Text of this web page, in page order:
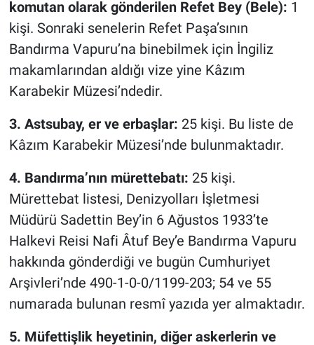
komutan olarak gönderilen Refet Bey (Bele): 1
kişi. Sonraki senelerin Refet Paşa’sının
Bandırma Vapuru’na binebilmek için İngiliz
makamlarından aldığı vize yine Kâzım
Karabekir Müzesi’ndedir.
3. Astsubay, er ve erbaşlar: 25 kişi. Bu liste de
Kâzım Karabekir Müzesi’nde bulunmaktadır.
4. Bandırma’nın mürettebatı: 25 kişi.
Mürettebat listesi, Denizyolları İşletmesi
Müdürü Sadettin Bey’in 6 Ağustos 1933’te
Halkevi Reisi Nafi Âtuf Bey’e Bandırma Vapuru
hakkında gönderdiği ve bugün Cumhuriyet
Arşivleri’nde 490-1-0-0/1199-203; 54 ve 55
numarada bulunan resmî yazıda yer almaktadır.
5. Müfettişlik heyetinin, diğer askerlerin ve